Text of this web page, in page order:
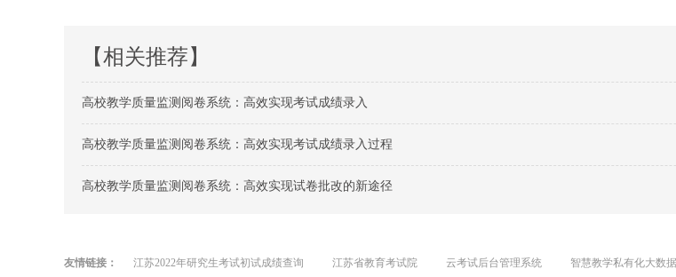
【相关推荐】
高校教学质量监测阅卷系统：高效实现考试成绩录入
高校教学质量监测阅卷系统：高效实现考试成绩录入过程
高校教学质量监测阅卷系统：高效实现试卷批改的新途径
友情链接： 江苏2022年研究生考试初试成绩查询 江苏省教育考试院 云考试后台管理系统 智慧教学私有化大数